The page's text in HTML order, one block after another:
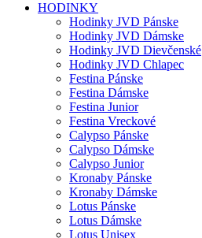
HODINKY
Hodinky JVD Pánske
Hodinky JVD Dámske
Hodinky JVD Dievčenské
Hodinky JVD Chlapec
Festina Pánske
Festina Dámske
Festina Junior
Festina Vreckové
Calypso Pánske
Calypso Dámske
Calypso Junior
Kronaby Pánske
Kronaby Dámske
Lotus Pánske
Lotus Dámske
Lotus Unisex